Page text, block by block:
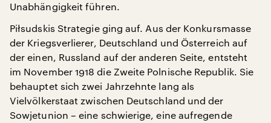
Unabhängigkeit führen.
Piłsudskis Strategie ging auf. Aus der Konkursmasse
der Kriegsverlierer, Deutschland und Österreich auf
der einen, Russland auf der anderen Seite, entsteht
im November 1918 die Zweite Polnische Republik. Sie
behauptet sich zwei Jahrzehnte lang als
Vielvölkerstaat zwischen Deutschland und der
Sowjetunion – eine schwierige, eine aufregende